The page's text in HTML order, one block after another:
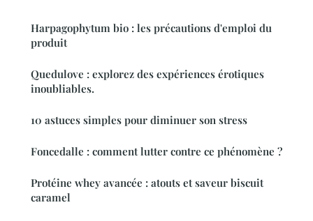
Harpagophytum bio : les précautions d'emploi du
produit
Quedulove : explorez des expériences érotiques
inoubliables.
10 astuces simples pour diminuer son stress
Foncedalle : comment lutter contre ce phénomène ?
Protéine whey avancée : atouts et saveur biscuit
caramel